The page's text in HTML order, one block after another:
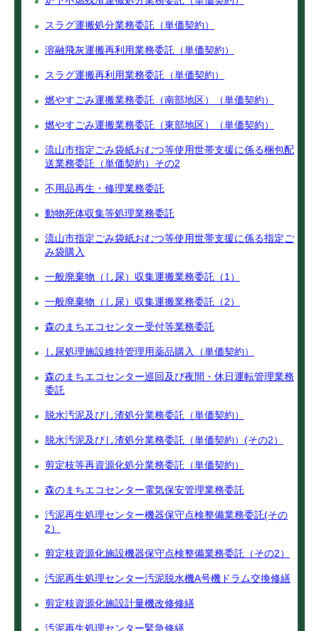
スラグ運搬処分業務委託（単価契約）
溶融飛灰運搬再利用業務委託（単価契約）
スラグ運搬再利用業務委託（単価契約）
燃やすごみ運搬業務委託（南部地区）（単価契約）
燃やすごみ運搬業務委託（東部地区）（単価契約）
流山市指定ごみ袋紙おむつ等使用世帯支援に係る梱包配
送業務委託（単価契約）その2
不用品再生・修理業務委託
動物死体収集等処理業務委託
流山市指定ごみ袋紙おむつ等使用世帯支援に係る指定ご
み袋購入
一般廃棄物（し尿）収集運搬業務委託（1）
一般廃棄物（し尿）収集運搬業務委託（2）
森のまちエコセンター受付等業務委託
し尿処理施設維持管理用薬品購入（単価契約）
森のまちエコセンター巡回及び夜間・休日運転管理業務
委託
脱水汚泥及びし渣処分業務委託（単価契約）
脱水汚泥及びし渣処分業務委託（単価契約）(その2）
剪定枝等再資源化処分業務委託（単価契約）
森のまちエコセンター電気保安管理業務委託
汚泥再生処理センター機器保守点検整備業務委託(その
2）
剪定枝資源化施設機器保守点検整備業務委託（その2）
汚泥再生処理センター汚泥脱水機A号機ドラム交換修繕
剪定枝資源化施設計量機改修修繕
汚泥再生処理センター緊急修繕